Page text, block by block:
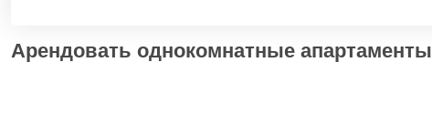
Арендовать однокомнатные апартаменты